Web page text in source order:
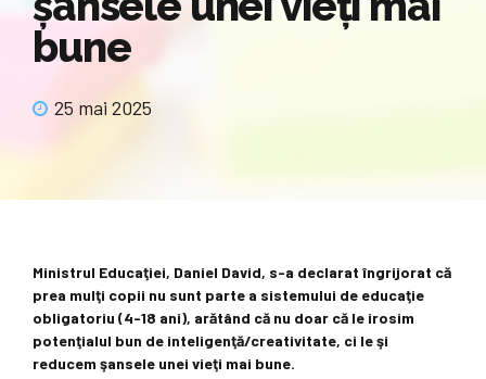
bune
25 mai 2025
Ministrul Educaţiei, Daniel David, s-a declarat îngrijorat că
prea mulţi copii nu sunt parte a sistemului de educaţie
obligatoriu (4-18 ani), arătând că nu doar că le irosim
potenţialul bun de inteligenţă/creativitate, ci le şi
reducem şansele unei vieţi mai bune.